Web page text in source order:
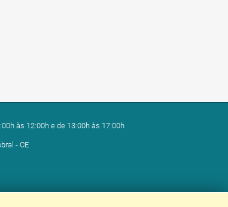
às 12:00h e de 13:00h às 17:00h
- CE